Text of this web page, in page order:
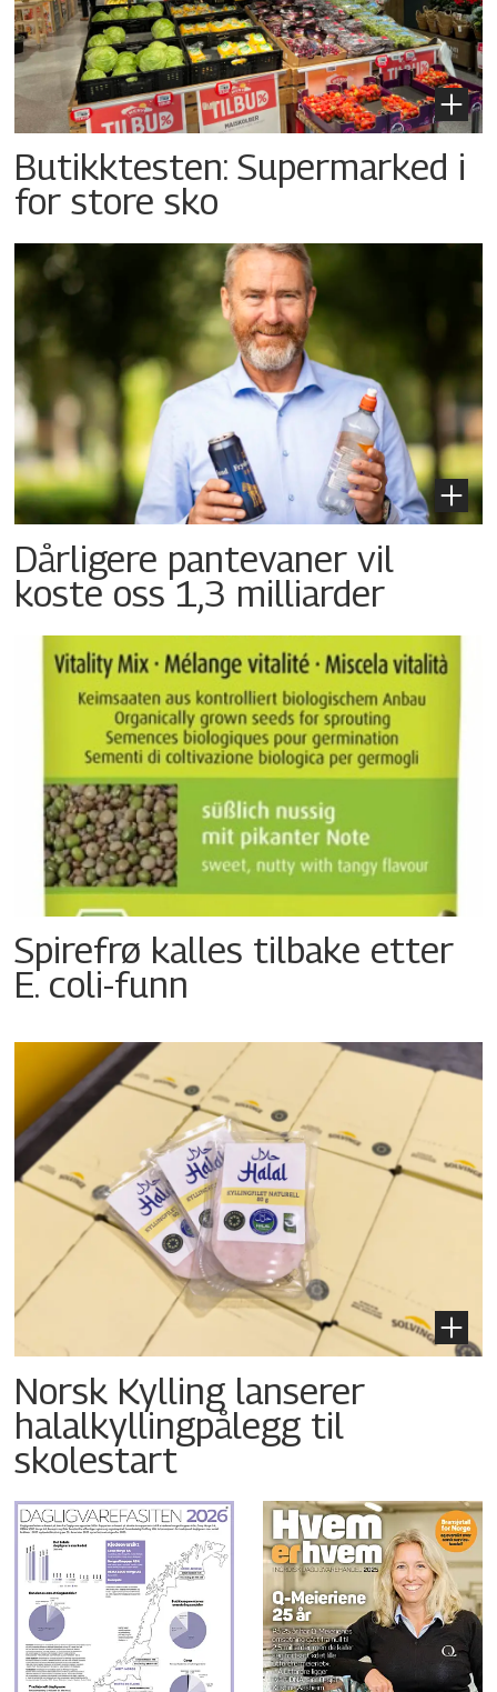
Butikktesten: Supermarked i
for store sko
Dårligere pantevaner vil
koste oss 1,3 milliarder
Spirefrø kalles tilbake etter
E. coli-funn
Norsk Kylling lanserer
halalkyllingpålegg til
skolestart